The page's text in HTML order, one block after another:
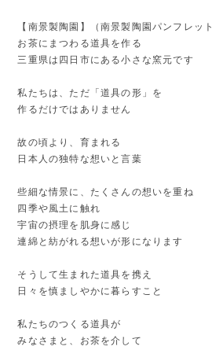
【南景製陶園】（南景製陶園パンフレッ
お茶にまつわる道具を作る
三重県は四日市にある小さな窯元です
私たちは、ただ「道具の形」を
作るだけではありません
故の頃より、育まれる
日本人の独特な想いと言葉
些細な情景に、たくさんの想いを重ね
四季や風土に触れ
宇宙の摂理を肌身に感じ
連綿と紡がれる想いが形になります
そうして生まれた道具を携え
日々を慎ましやかに暮らすこと
私たちのつくる道具が
みなさまと、お茶を介して